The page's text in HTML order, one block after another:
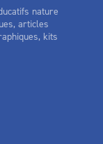
nature
articles
kits